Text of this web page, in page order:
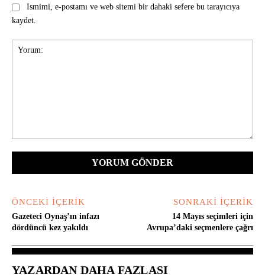
Ismimi, e-postamı ve web sitemi bir dahaki sefere bu tarayıcıya
kaydet.
ÖNCEKI İÇERIK
Gazeteci Oynaş’ın infazı
dördüncü kez yakıldı
SONRAKI İÇERIK
14 Mayıs seçimleri için
Avrupa’daki seçmenlere çağrı
YAZARDAN DAHA FAZLASI